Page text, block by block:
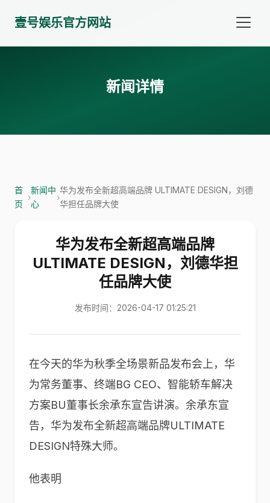
壹号娱乐官方网站
新闻详情
首
页
›
新闻中
心
›
华为发布全新超高端品牌 ULTIMATE DESIGN，刘德
华担任品牌大使
华为发布全新超高端品牌
ULTIMATE DESIGN，刘德华担
任品牌大使
发布时间：2026-04-17 01:25:21
在今天的华为秋季全场景新品发布会上，华
为常务董事、终端BG CEO、智能轿车解决
方案BU董事长余承东宣告讲演。余承东宣
告，华为发布全新超高端品牌ULTIMATE
DESIGN特殊大师。
他表明